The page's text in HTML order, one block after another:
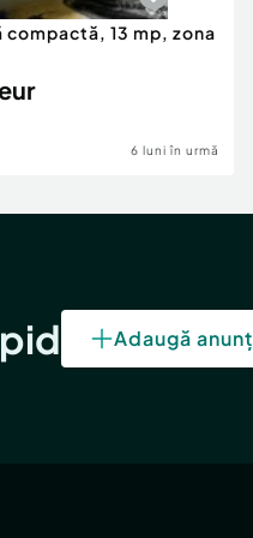
compactă, 13 mp, zona
6 luni în urmă
Adaugă anunț